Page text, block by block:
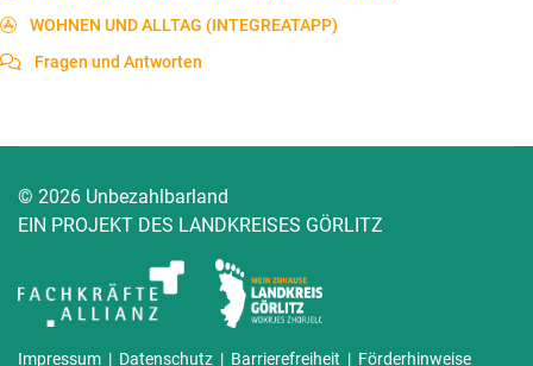
WOHNEN UND ALLTAG (INTEGREATAPP)
Fragen und Antworten
© 2026 Unbezahlbarland
EIN PROJEKT DES LANDKREISES GÖRLITZ
Impressum | Datenschutz | Barrierefreiheit | Förderhinweise